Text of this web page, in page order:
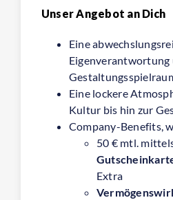
Unser Angebot an Dich
Eine
Eigenverantwortung
Eine lockere
Kultur bis hin zur
Company-Benefits,
50 € mtl.
Extra